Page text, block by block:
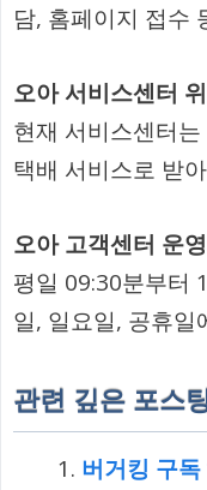
담, 홈페이지 접수
오아 서비스센터
현재 서비스센터
택배 서비스로 받
오아 고객센터 운
평일 09:30분부터
일, 일요일, 공휴일
관련 깊은 포스
버거킹 구